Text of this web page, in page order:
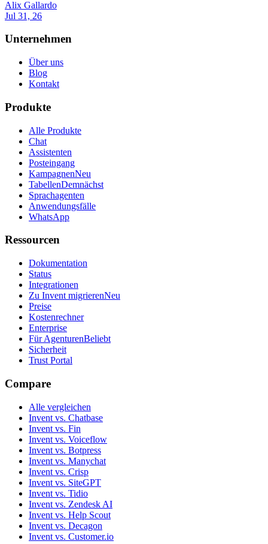
Alix Gallardo
Jul 31, 26
Unternehmen
Über uns
Blog
Kontakt
Produkte
Alle Produkte
Chat
Assistenten
Posteingang
KampagnenNeu
TabellenDemnächst
Sprachagenten
Anwendungsfälle
WhatsApp
Ressourcen
Dokumentation
Status
Integrationen
Zu Invent migrierenNeu
Preise
Kostenrechner
Enterprise
Für AgenturenBeliebt
Sicherheit
Trust Portal
Compare
Alle vergleichen
Invent vs. Chatbase
Invent vs. Fin
Invent vs. Voiceflow
Invent vs. Botpress
Invent vs. Manychat
Invent vs. Crisp
Invent vs. SiteGPT
Invent vs. Tidio
Invent vs. Zendesk AI
Invent vs. Help Scout
Invent vs. Decagon
Invent vs. Customer.io